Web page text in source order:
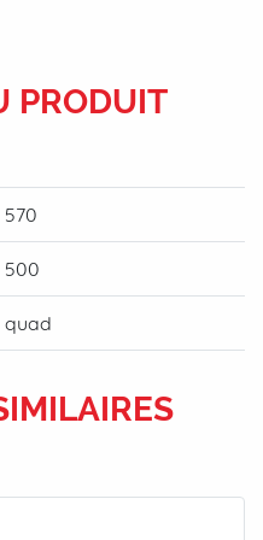
PRODUIT
570
500
quad